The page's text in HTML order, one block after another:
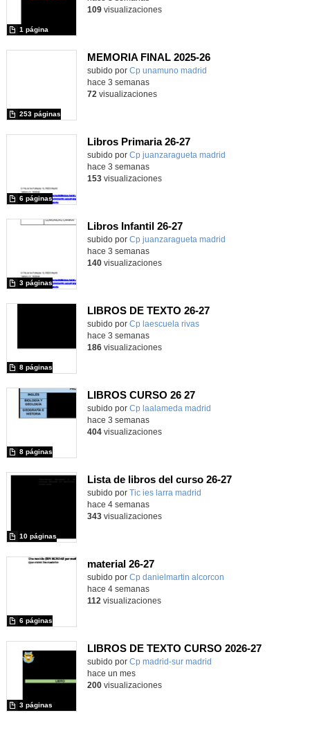
1 página
109visualizaciones
MEMORIA FINAL 2025-26
Contenido educativo.
subido por Cp unamuno madrid
253 páginas
hace 3 semanas
72 visualizaciones
Libros Primaria 26-27
subido por Cp juanzaragueta madrid
6 páginas
hace 3 semanas
153visualizaciones
Libros Infantil 26-27
subido por Cp juanzaragueta madrid
3 páginas
hace 3 semanas
140visualizaciones
LIBROS DE TEXTO 26-27
subido por Cp laescuela rivas
8 páginas
-
hace 3 semanas
186visualizaciones
LIBROS CURSO 26 27
subido por Cp laalameda madrid
8 páginas
hace 3 semanas
404visualizaciones
Lista de libros del curso 26-27
subido por Tic ies larra madrid
10 páginas
hace 4 semanas
343visualizaciones
material 26-27
subido por Cp danielmartin alcorcon
6 páginas
hace 4 semanas
112 visualizaciones
LIBROS DE TEXTO CURSO 2026-27
subido por Cp madrid-sur madrid
3 páginas
hace un mes
200visualizaciones